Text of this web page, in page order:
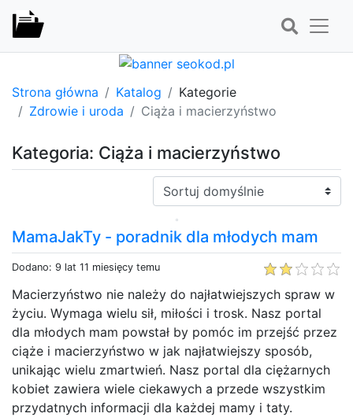
Strona główna Katalog
Kategorie
Zdrowie i uroda
Ciąża i macierzyństwo
Kategoria: Ciąża i macierzyństwo
Sortuj:
MamaJakTy - poradnik dla młodych mam
Dodano: 9 lat 11 miesięcy temu
Macierzyństwo nie należy do najłatwiejszych spraw w
życiu. Wymaga wielu sił, miłości i trosk. Nasz portal
dla młodych mam powstał by pomóc im przejść przez
ciąże i macierzyństwo w jak najłatwiejszy sposób,
unikając wielu zmartwień. Nasz portal dla ciężarnych
kobiet zawiera wiele ciekawych a przede wszystkim
przydatnych informacji dla każdej mamy i taty.